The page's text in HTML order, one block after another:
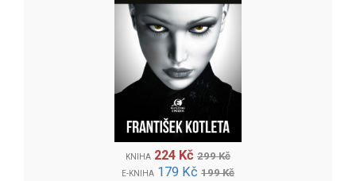
KNIHA 224 Kč 299 Kč
E-KNIHA 179 Kč 199 Kč